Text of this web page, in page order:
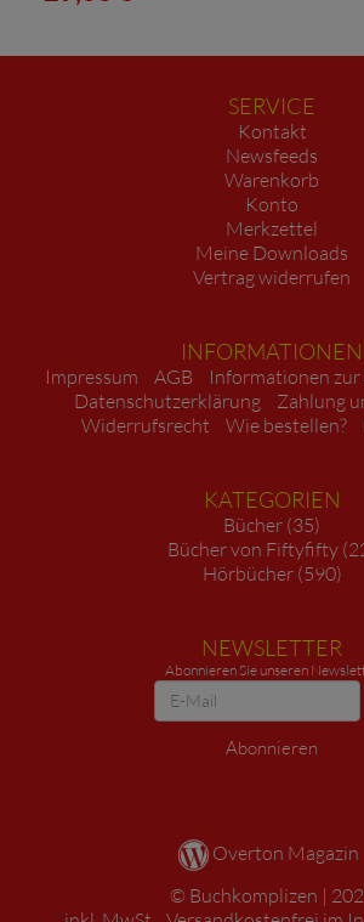
SERVICE
Kontakt
Newsfeeds
Warenkorb
Konto
Merkzettel
Meine Downloads
Vertrag widerrufen
INFORMATIONEN
Impressum AGB
Informationen
Datenschutzerklärung
Zahlung
Widerrufsrecht
Wie bestellen?
KATEGORIEN
Bücher (35)
Bücher von Fiftyfifty
Hörbücher (590)
NEWSLETTER
Abonnieren Sie unseren
Newsletter
Abonnieren
Overton Magazin
Buchkomplizen